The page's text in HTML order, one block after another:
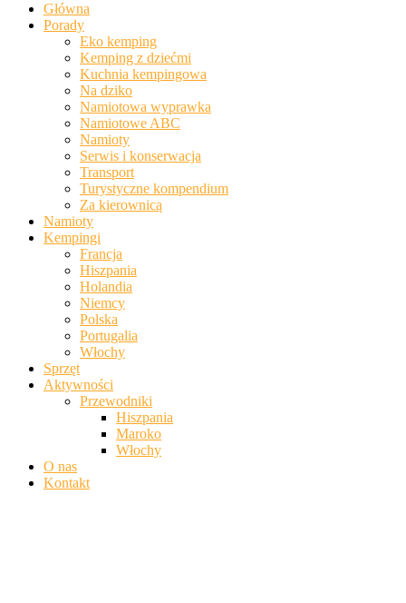
Główna
Porady
Eko kemping
Kemping z dziećmi
Kuchnia kempingowa
Na dziko
Namiotowa wyprawka
Namiotowe ABC
Namioty
Serwis i konserwacja
Transport
Turystyczne kompendium
Za kierownicą
Namioty
Kempingi
Francja
Hiszpania
Holandia
Niemcy
Polska
Portugalia
Włochy
Sprzęt
Aktywności
Przewodniki
Hiszpania
Maroko
Włochy
O nas
Kontakt